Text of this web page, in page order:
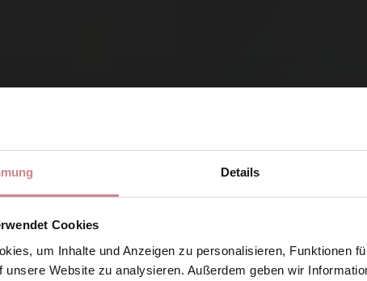
Details
Cookies
um Inhalte und Anzeigen zu personalisieren, Funktionen
unsere Website zu analysieren. Außerdem geben wir